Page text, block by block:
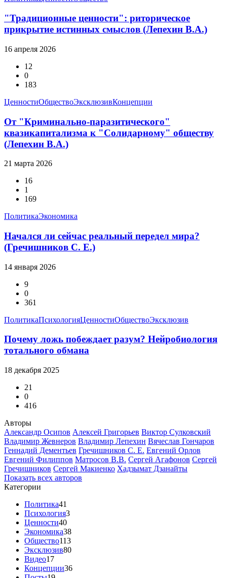
"Традиционные ценности": риторическое
прикрытие истинных смыслов (Лепехин В.А.)
16 апреля 2026
12
0
183
ЦенностиОбществоЭксклюзивКонцепции
От "Криминально-паразитического"
квазикапитализма к "Солидарному" обществу
(Лепехин В.А.)
21 марта 2026
16
1
169
ПолитикаЭкономика
Начался ли сейчас реальный передел мира?
(Гречишников С. Е.)
14 января 2026
9
0
361
ПолитикаПсихологияЦенностиОбществоЭксклюзив
Почему ложь побеждает разум? Нейробиология
тотального обмана
18 декабря 2025
21
0
416
Авторы
Александр Осипов Алексей Григорьев Виктор Сулковский
Владимир Жевнеров Владимир Лепехин Вячеслав Гончаров
Геннадий Дементьев Гречишников С. Е. Евгений Орлов
Евгений Филиппов Матросов В.В. Сергей Агафонов Сергей
Гречишников Сергей Макиенко Хадзымат Дзанайты
Показать всех авторов
Категории
Политика41
Психология3
Ценности40
Экономика38
Общество113
Эксклюзив80
Видео17
Концепции36